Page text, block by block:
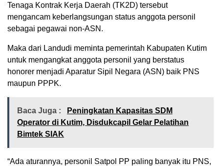
Tenaga Kontrak Kerja Daerah (TK2D) tersebut
mengancam keberlangsungan status anggota personil
sebagai pegawai non-ASN.
Maka dari Landudi meminta pemerintah Kabupaten Kutim
untuk mengangkat anggota personil yang berstatus
honorer menjadi Aparatur Sipil Negara (ASN) baik PNS
maupun PPPK.
Baca Juga :
Peningkatan Kapasitas SDM
Operator di Kutim, Disdukcapil Gelar Pelatihan
Bimtek SIAK
“Ada aturannya, personil Satpol PP paling banyak itu PNS,